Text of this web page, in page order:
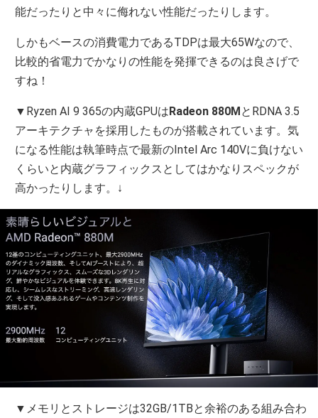
能だったりと中々に侮れない性能だったりします。
しかもベースの消費電力であるTDPは最大65Wなので、
比較的省電力でかなりの性能を発揮できるのは良さげで
すね！
▼Ryzen AI 9 365の内蔵GPUはRadeon 880MとRDNA 3.5
アーキテクチャを採用したものが搭載されています。気
になる性能は執筆時点で最新のIntel Arc 140Vに負けない
くらいと内蔵グラフィックスとしてはかなりスペックが
高かったりします。↓
▼メモリとストレージは32GB/1TBと余裕のある組み合わ